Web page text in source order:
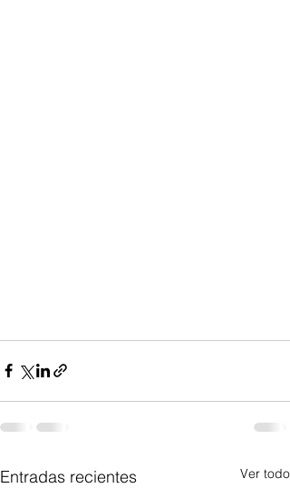
Entradas recientes Ver todo